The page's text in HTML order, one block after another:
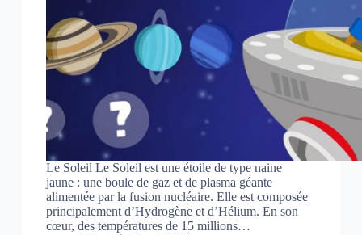
Le Soleil Le Soleil est une étoile de type naine
jaune : une boule de gaz et de plasma géante
alimentée par la fusion nucléaire. Elle est composée
principalement d’Hydrogène et d’Hélium. En son
cœur, des températures de 15 millions…